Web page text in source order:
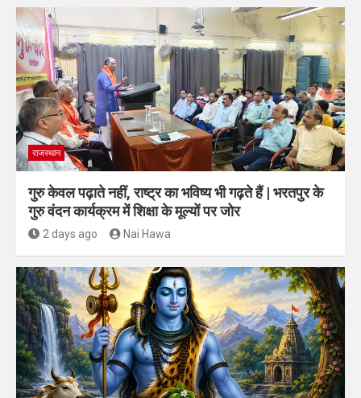
राजस्थान
गुरु केवल पढ़ाते नहीं, राष्ट्र का भविष्य भी गढ़ते हैं | भरतपुर के
गुरु वंदन कार्यक्रम में शिक्षा के मूल्यों पर जोर
2 days ago Nai Hawa